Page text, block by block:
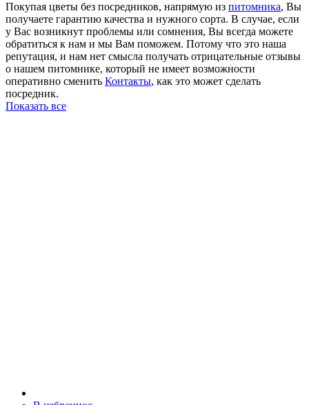
Покупая цветы без посредников, напрямую из питомника, Вы
получаете гарантию качества и нужного сорта. В случае, если
у Вас возникнут проблемы или сомнения, Вы всегда можете
обратиться к нам и мы Вам поможем. Потому что это наша
репутация, и нам нет смысла получать отрицательные отзывы
о нашем питомнике, который не имеет возможности
оперативно сменить Контакты, как это может сделать
посредник.
Показать все